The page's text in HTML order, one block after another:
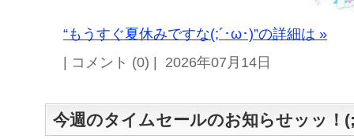
“もうすぐ夏休みですな(;´･ω･)”の詳細は »
| コメント (0) | 2026年07月14日
今週のタイムセールのお知らせッッ！